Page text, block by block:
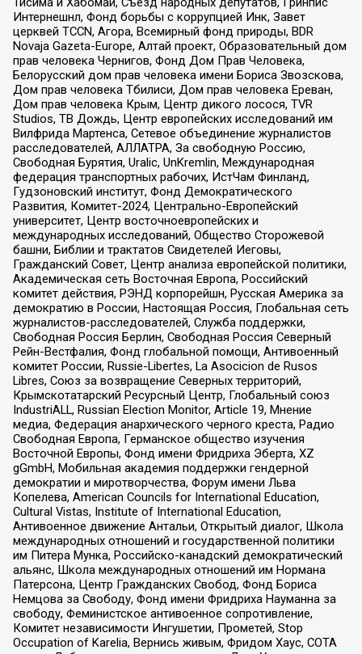
Интернешнл, Фонд борьбы с коррупцией Инк, Завет
церквей TCCN, Агора, Всемирный фонд природы, BDR
Novaja Gazeta-Europe, Алтай проект, Образовательный дом
прав человека Чернигов, Фонд Дом Прав Человека,
Белорусский дом прав человека имени Бориса Звозскова,
Дом прав человека Тбилиси, Дом прав человека Ереван,
Дом прав человека Крым, Центр дикого лосося, TVR
Studios, ТВ Дождь, Центр европейских исследований им
Вилфрида Мартенса, Сетевое объединение журналистов
расследователей, АЛЛАТРА, За свободную Россию,
Свободная Бурятия, Uralic, UnKremlin, Международная
федерация транспортных рабочих, ИстЧам Финланд,
Гудзоновский институт, Фонд Демократического
Развития, Комитет-2024, Центрально-Европейский
университет, Центр восточноевропейских и
международных исследований, Общество Сторожевой
башни, Библии и трактатов Свидетелей Иеговы,
Гражданский Совет, Центр анализа европейской политики,
Академическая сеть Восточная Европа, Российский
комитет действия, РЭНД корпорейшн, Русская Америка за
демократию в России, Настоящая Россия, Глобальная сеть
журналистов-расследователей, Служба поддержки,
Свободная Россия Берлин, Свободная Россия Северный
Рейн-Вестфалия, Фонд глобальной помощи, Антивоенный
комитет России, Russie-Libertes, La Asocicion de Rusos
Libres, Союз за возвращение Северных территорий,
Крымскотатарский Ресурсный Центр, Глобальный союз
IndustriALL, Russian Election Monitor, Article 19, Мнение
медиа, Федерация анархического черного креста, Радио
Свободная Европа, Германское общество изучения
Восточной Европы, Фонд имени Фридриха Эберта, XZ
gGmbH, Мобильная академия поддержки гендерной
демократии и миротворчества, Форум имени Льва
Копелева, American Councils for International Education,
Cultural Vistas, Institute of International Education,
Антивоенное движение Антальи, Открытый диалог, Школа
международных отношений и государственной политики
им Питера Мунка, Российско-канадский демократический
альянс, Школа международных отношений им Нормана
Патерсона, Центр Гражданских Свобод, Фонд Бориса
Немцова за Свободу, Фонд имени Фридриха Науманна за
свободу, Феминистское антивоенное сопротивление,
Комитет независимости Ингушетии, Прометей, Stop
Occupation of Karelia, Вернись живым, Фридом Хаус, СОТА